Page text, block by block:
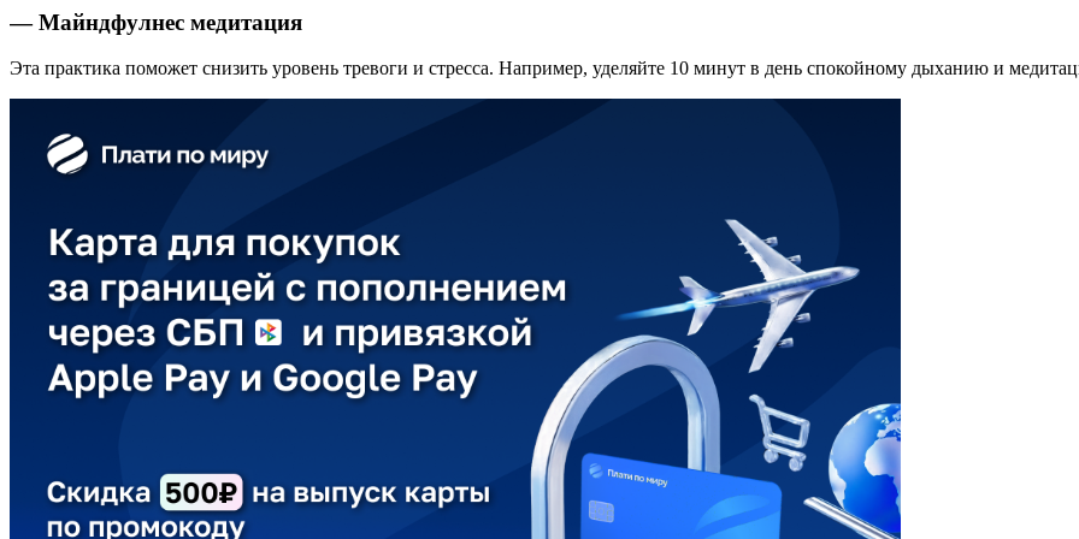
— Майндфулнес медитация
Эта практика поможет снизить уровень тревоги и стресса. Например, уделяйте 10 минут в день спокойному дыханию и